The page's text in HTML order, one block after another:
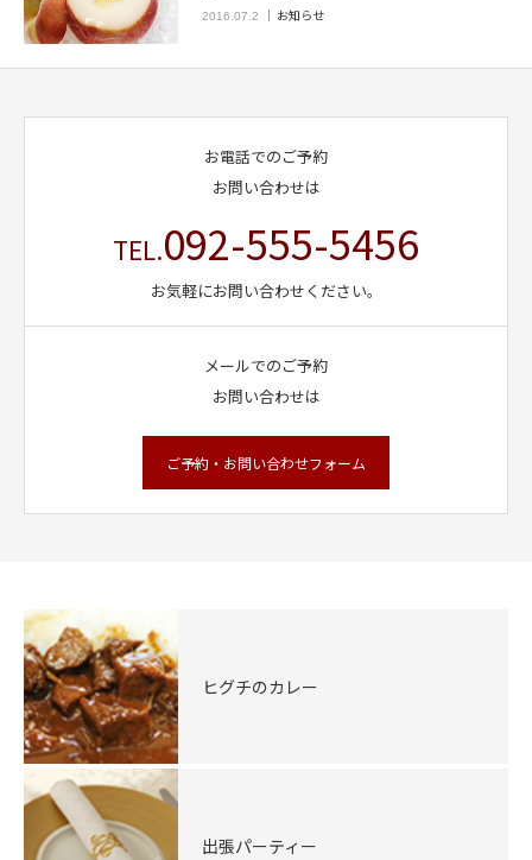
2016.07.2 お知らせ
お電話でのご予約
お問い合わせは
TEL.092-555-5456
お気軽にお問い合わせください。
メールでのご予約
お問い合わせは
ご予約・お問い合わせフォーム
ヒグチのカレー
出張パーティー